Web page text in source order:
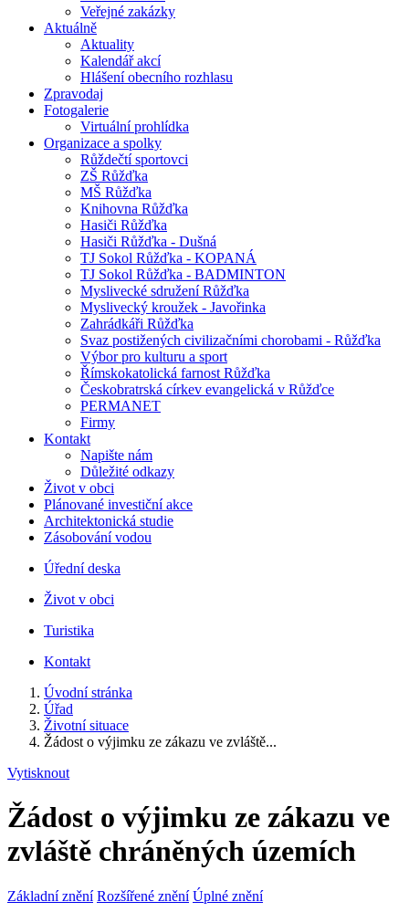
Veřejné zakázky
Aktuálně
Aktuality
Kalendář akcí
Hlášení obecního rozhlasu
Zpravodaj
Fotogalerie
Virtuální prohlídka
Organizace a spolky
Růždečtí sportovci
ZŠ Růžďka
MŠ Růžďka
Knihovna Růžďka
Hasiči Růžďka
Hasiči Růžďka - Dušná
TJ Sokol Růžďka - KOPANÁ
TJ Sokol Růžďka - BADMINTON
Myslivecké sdružení Růžďka
Myslivecký kroužek - Javořinka
Zahrádkáři Růžďka
Svaz postižených civilizačními chorobami - Růžďka
Výbor pro kulturu a sport
Římskokatolická farnost Růžďka
Českobratrská církev evangelická v Růžďce
PERMANET
Firmy
Kontakt
Napište nám
Důležité odkazy
Život v obci
Plánované investiční akce
Architektonická studie
Zásobování vodou
Úřední deska
Život v obci
Turistika
Kontakt
Úvodní stránka
Úřad
Životní situace
Žádost o výjimku ze zákazu ve zvláště...
Vytisknout
Žádost o výjimku ze zákazu ve
zvláště chráněných územích
Základní znění Rozšířené znění Úplné znění